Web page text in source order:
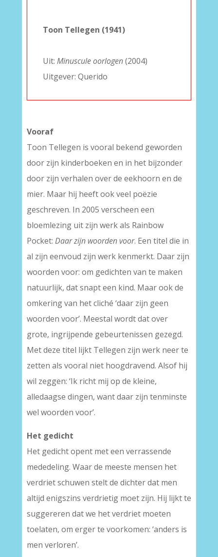
Toon Tellegen (1941)
Uit: Minuscule oorlogen(2004)
Uitgever: Querido
Vooraf
Toon Tellegen is vooral bekend geworden
door zijn kinderboeken en in het bijzonder
door zijn verhalen over de eekhoorn en de
mier. Maar hij heeft ook veel poëzie
geschreven. In 2005 verscheen een
bloemlezing uit zijn werk als Rainbow
Pocket: Daar zijn woorden voor. Een titel die in
al zijn eenvoud zijn werk kenmerkt. Daar zijn
woorden voor: om gedichten van te maken
natuurlijk, dat snapt een kind. Maar ook de
omkering van het cliché ‘daar zijn geen
woorden voor’. Meestal wordt dat over
grote, ingrijpende gebeurtenissen gezegd.
Met deze titel lijkt Tellegen zijn werk neer te
zetten als vooral niet hoogdravend. Alsof hij
wil zeggen: ‘Ik richt mij op de kleine,
alledaagse dingen, want daar zijn tenminste
wel woorden voor’.
Het gedicht
Het gedicht opent met een verrassende
mededeling. Waar de meeste mensen het
verdriet schuwen stelt de dichter dat men
altijd enigszins verdrietig moet zijn. Hij lijkt te
suggereren dat we het verdriet moeten
toelaten, om erger te voorkomen: ‘anders is
men verloren’.